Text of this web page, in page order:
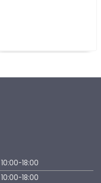
10:00-18:00
10:00-18:00